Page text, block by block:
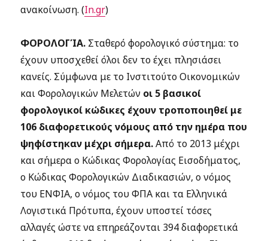
ανακοίνωση. (In.gr)
ΦΟΡΟΛΟΓΊΑ. Σταθερό φορολογικό σύστημα: το
έχουν υποσχεθεί όλοι δεν το έχει πλησιάσει
κανείς. Σύμφωνα με το Ινστιτούτο Οικονομικών
και Φορολογικών Μελετών οι 5 βασικοί
φορολογικοί κώδικες έχουν τροποποιηθεί με
106 διαφορετικούς νόμους από την ημέρα που
ψηφίστηκαν μέχρι σήμερα.Από το 2013 μέχρι
και σήμερα ο Κώδικας Φορολογίας Εισοδήματος,
ο Κώδικας Φορολογικών Διαδικασιών, ο νόμος
του ΕΝΦΙΑ, ο νόμος του ΦΠΑ και τα Ελληνικά
Λογιστικά Πρότυπα, έχουν υποστεί τόσες
αλλαγές ώστε να επηρεάζονται 394 διαφορετικά